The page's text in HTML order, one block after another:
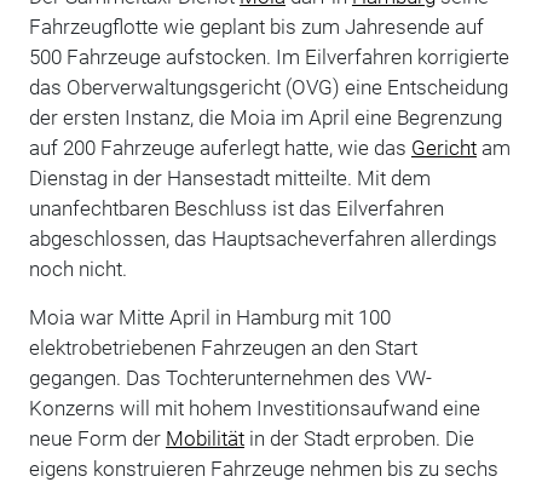
Fahrzeugflotte wie geplant bis zum Jahresende auf
500 Fahrzeuge aufstocken. Im Eilverfahren korrigierte
das Oberverwaltungsgericht (OVG) eine Entscheidung
der ersten Instanz, die Moia im April eine Begrenzung
auf 200 Fahrzeuge auferlegt hatte, wie das Gerichtam
Dienstag in der Hansestadt mitteilte. Mit dem
unanfechtbaren Beschluss ist das Eilverfahren
abgeschlossen, das Hauptsacheverfahren allerdings
noch nicht.
Moia war Mitte April in Hamburg mit 100
elektrobetriebenen Fahrzeugen an den Start
gegangen. Das Tochterunternehmen des VW-
Konzerns will mit hohem Investitionsaufwand eine
neue Form der Mobilitätin der Stadt erproben. Die
eigens konstruieren Fahrzeuge nehmen bis zu sechs